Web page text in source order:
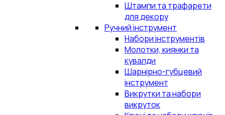
Штампи та трафарети
для декору
Ручний інструмент
Набори інструментів
Молотки, киянки та
кувалди
Шарнірно-губцевий
інструмент
Викрутки та набори
викруток